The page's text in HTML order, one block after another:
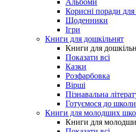
Альбоми
Корисні поради для
Щоденники
Ігри
Книги для дошкільнят
Книги для
Показати всі
Казки
Розфарбовка
Вірші
Пізнавальна
Готуємося до школи
Книги для молодших
Книги для